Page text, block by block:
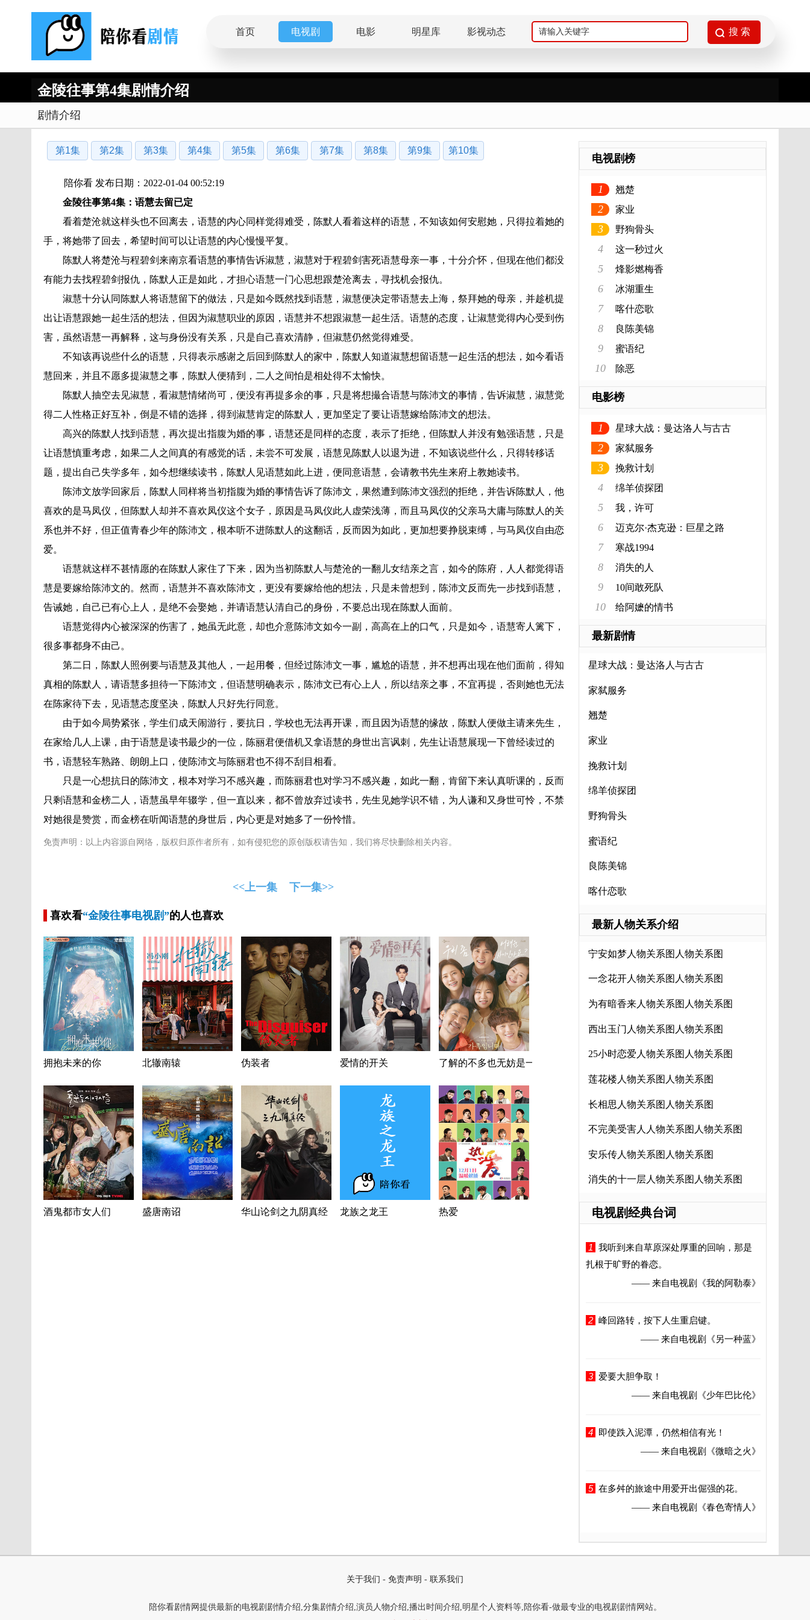
首页 电视剧 电影 明星库 影视动态
金陵往事第4集剧情介绍
剧情介绍
第1集 第2集 第3集 第4集 第5集 第6集 第7集 第8集 第9集 第10集
陪你看 发布日期：2022-01-04 00:52:19
金陵往事第4集：语慧去留已定
看着楚沧就这样头也不回离去，语慧的内心同样觉得难受，陈默人看着这样的语慧，不知该如何安慰她，只得拉着她的
手，将她带了回去，希望时间可以让语慧的内心慢慢平复。
陈默人将楚沧与程碧剑来南京看语慧的事情告诉淑慧，淑慧对于程碧剑害死语慧母亲一事，十分介怀，但现在他们都没
有能力去找程碧剑报仇，陈默人正是如此，才担心语慧一门心思想跟楚沧离去，寻找机会报仇。
淑慧十分认同陈默人将语慧留下的做法，只是如今既然找到语慧，淑慧便决定带语慧去上海，祭拜她的母亲，并趁机提
出让语慧跟她一起生活的想法，但因为淑慧职业的原因，语慧并不想跟淑慧一起生活。语慧的态度，让淑慧觉得内心受到伤
害，虽然语慧一再解释，这与身份没有关系，只是自己喜欢清静，但淑慧仍然觉得难受。
不知该再说些什么的语慧，只得表示感谢之后回到陈默人的家中，陈默人知道淑慧想留语慧一起生活的想法，如今看语
慧回来，并且不愿多提淑慧之事，陈默人便猜到，二人之间怕是相处得不太愉快。
陈默人抽空去见淑慧，看淑慧情绪尚可，便没有再提多余的事，只是将想撮合语慧与陈沛文的事情，告诉淑慧，淑慧觉
得二人性格正好互补，倒是不错的选择，得到淑慧肯定的陈默人，更加坚定了要让语慧嫁给陈沛文的想法。
高兴的陈默人找到语慧，再次提出指腹为婚的事，语慧还是同样的态度，表示了拒绝，但陈默人并没有勉强语慧，只是
让语慧慎重考虑，如果二人之间真的有感觉的话，未尝不可发展，语慧见陈默人以退为进，不知该说些什么，只得转移话
题，提出自己失学多年，如今想继续读书，陈默人见语慧如此上进，便同意语慧，会请教书先生来府上教她读书。
陈沛文放学回家后，陈默人同样将当初指腹为婚的事情告诉了陈沛文，果然遭到陈沛文强烈的拒绝，并告诉陈默人，他
喜欢的是马凤仪，但陈默人却并不喜欢凤仪这个女子，原因是马凤仪此人虚荣浅薄，而且马凤仪的父亲马大庸与陈默人的关
系也并不好，但正值青春少年的陈沛文，根本听不进陈默人的这翻话，反而因为如此，更加想要挣脱束缚，与马凤仪自由恋
爱。
语慧就这样不甚情愿的在陈默人家住了下来，因为当初陈默人与楚沧的一翻儿女结亲之言，如今的陈府，人人都觉得语
慧是要嫁给陈沛文的。然而，语慧并不喜欢陈沛文，更没有要嫁给他的想法，只是未曾想到，陈沛文反而先一步找到语慧，
告诫她，自己已有心上人，是绝不会娶她，并请语慧认清自己的身份，不要总出现在陈默人面前。
语慧觉得内心被深深的伤害了，她虽无此意，却也介意陈沛文如今一副，高高在上的口气，只是如今，语慧寄人篱下，
很多事都身不由己。
第二日，陈默人照例要与语慧及其他人，一起用餐，但经过陈沛文一事，尴尬的语慧，并不想再出现在他们面前，得知
真相的陈默人，请语慧多担待一下陈沛文，但语慧明确表示，陈沛文已有心上人，所以结亲之事，不宜再提，否则她也无法
在陈家待下去，见语慧态度坚决，陈默人只好先行同意。
由于如今局势紧张，学生们成天闹游行，要抗日，学校也无法再开课，而且因为语慧的缘故，陈默人便做主请来先生，
在家给几人上课，由于语慧是读书最少的一位，陈丽君便借机又拿语慧的身世出言讽刺，先生让语慧展现一下曾经读过的
书，语慧轻车熟路、朗朗上口，使陈沛文与陈丽君也不得不刮目相看。
只是一心想抗日的陈沛文，根本对学习不感兴趣，而陈丽君也对学习不感兴趣，如此一翻，肯留下来认真听课的，反而
只剩语慧和金榜二人，语慧虽早年辍学，但一直以来，都不曾放弃过读书，先生见她学识不错，为人谦和又身世可怜，不禁
对她很是赞赏，而金榜在听闻语慧的身世后，内心更是对她多了一份怜惜。
免责声明：以上内容源自网络，版权归原作者所有，如有侵犯您的原创版权请告知，我们将尽快删除相关内容。
<<上一集 下一集>>
喜欢看“金陵往事电视剧”的人也喜欢
拥抱未来的你 北辙南辕 伪装者 爱情的开关 了解的不多也无妨是一家人
酒鬼都市女人们 盛唐南诏 华山论剑之九阴真经 龙族之龙王 热爱
电视剧榜
1 翘楚
2 家业
3 野狗骨头
4 这一秒过火
5 烽影燃梅香
6 冰湖重生
7 喀什恋歌
8 良陈美锦
9 蜜语纪
10 除恶
电影榜
1 星球大战：曼达洛人与古古
2 家弑服务
3 挽救计划
4 绵羊侦探团
5 我，许可
6 迈克尔·杰克逊：巨星之路
7 寒战1994
8 消失的人
9 10间敢死队
10 给阿嬷的情书
最新剧情
星球大战：曼达洛人与古古
家弑服务
翘楚
家业
挽救计划
绵羊侦探团
野狗骨头
蜜语纪
良陈美锦
喀什恋歌
最新人物关系介绍
宁安如梦人物关系图人物关系图
一念花开人物关系图人物关系图
为有暗香来人物关系图人物关系图
西出玉门人物关系图人物关系图
25小时恋爱人物关系图人物关系图
莲花楼人物关系图人物关系图
长相思人物关系图人物关系图
不完美受害人人物关系图人物关系图
安乐传人物关系图人物关系图
消失的十一层人物关系图人物关系图
电视剧经典台词
1
我听到来自草原深处厚重的回响，那是
扎根于旷野的眷恋。
—— 来自电视剧
《我的阿勒泰》
2 峰回路转，按下人生重启键。
—— 来自电视剧
《另一种蓝》
3
爱要大胆争取！
—— 来自电视剧
《少年巴比伦》
4
即使跌入泥潭，仍然相信有光！
—— 来自电视剧
《微暗之火》
5 在多舛的旅途中用爱开出倔强的花。
—— 来自电视剧
《春色寄情人》
关于我们 - 免责声明 - 联系我们
陪你看剧情网提供最新的电视剧剧情介绍,分集剧情介绍,演员人物介绍,播出时间介绍,明星个人资料等,陪你看-做最专业的电视剧剧情网站。